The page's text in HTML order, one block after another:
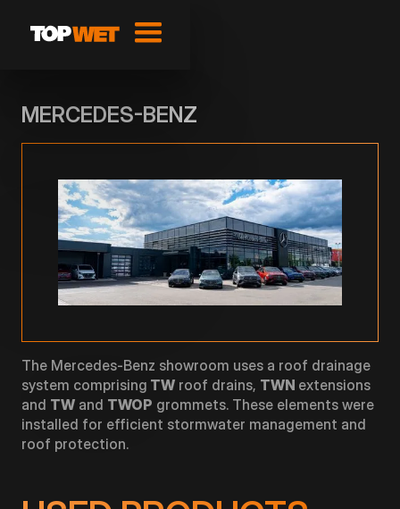
MERCEDES-BENZ
The Mercedes-Benz showroom uses a roof drainage
system comprising TW roof drains, TWN extensions
and TW and TWOP grommets. These elements were
installed for efficient stormwater management and
roof protection.